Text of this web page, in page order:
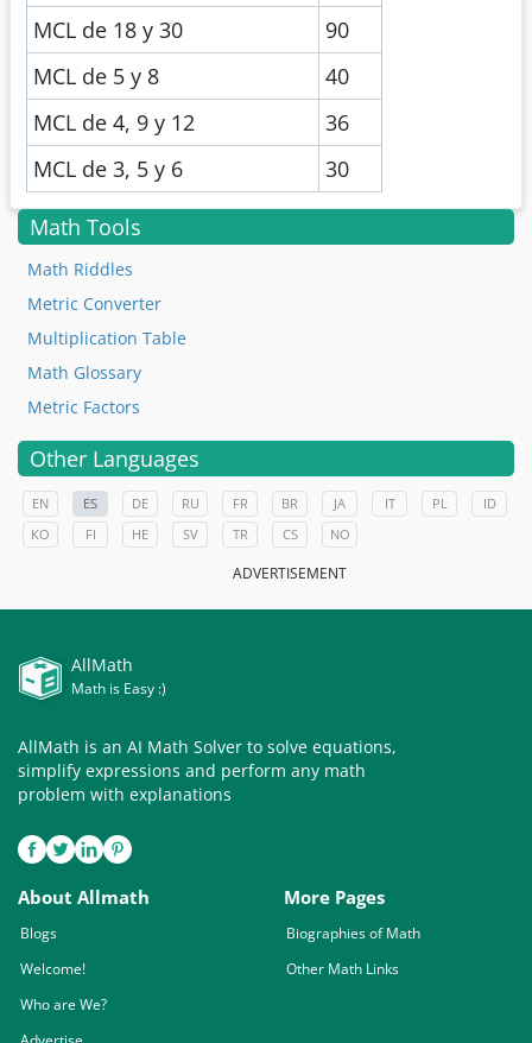
MCL de 18 y 30
90
MCL de 5 y 8
40
MCL de 4, 9 y 12
36
MCL de 3, 5 y 6
30
Math Tools
Math Riddles
Metric Converter
Multiplication Table
Math Glossary
Metric Factors
Other Languages
EN ES DE RU FR BR JA IT PL
ID
KO
FI HE SV TR CS NO
ADVERTISEMENT
AllMath
Math is Easy :)
AllMath is an AI Math Solver to solve equations,
simplify expressions and perform any math
problem with explanations
About Allmath
Blogs
Welcome!
Who are We?
More Pages
Biographies of Math
Other Math Links